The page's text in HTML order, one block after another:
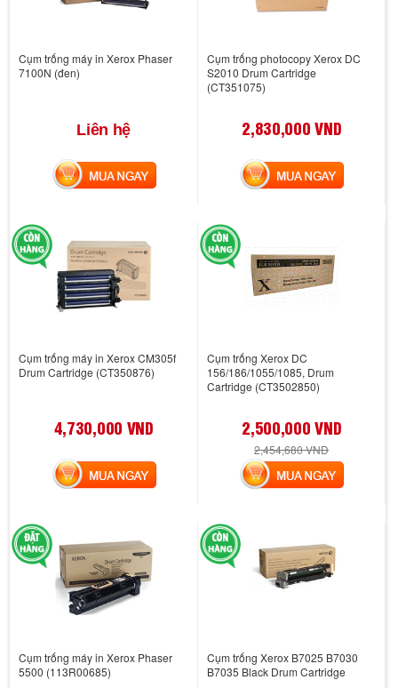
Cụm trống máy in Xerox Phaser
7100N (đen)
Liên hệ
MUA NGAY
Cụm trống photocopy Xerox DC
S2010 Drum Cartridge
(CT351075)
2,830,000 VND
MUA NGAY
Cụm trống máy in Xerox CM305f
Drum Cartridge (CT350876)
4,730,000 VND
MUA NGAY
Cụm trống Xerox DC
156/186/1055/1085, Drum
Cartridge (CT3502850)
2,500,000 VND
2,454,680 VND
MUA NGAY
Cụm trống máy in Xerox Phaser
5500 (113R00685)
Cụm trống Xerox B7025 B7030
B7035 Black Drum Cartridge